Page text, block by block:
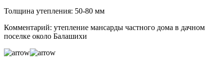
Толщина утепления: 50-80 мм
Комментарий: утепление мансарды частного дома в дачном
поселке около Балашихи